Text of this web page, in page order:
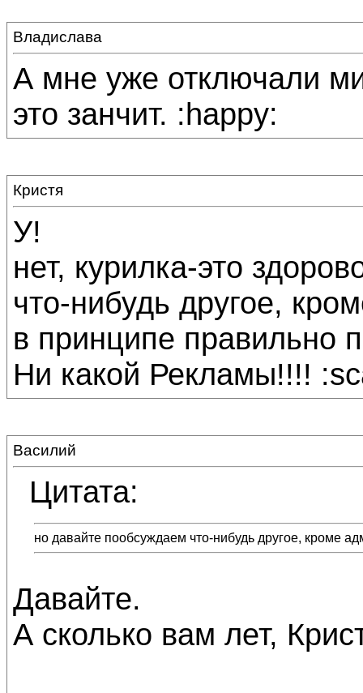
Владислава
А мне уже отключали
это занчит. :happy:
Кристя
У!
нет, курилка-это
что-нибудь другое,
в принципе правильно
Ни какой Рекламы!!!!
Василий
Цитата:
но давайте пообсуждаем что-нибудь другое, кроме
Давайте.
А сколько вам лет,